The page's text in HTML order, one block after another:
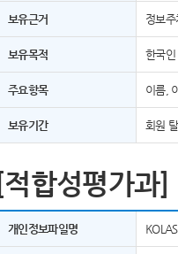
보유근거 정보
보유목적 한국
주요항목 이름,
보유기간 회원
[적합성평가과]
개인정보파일명